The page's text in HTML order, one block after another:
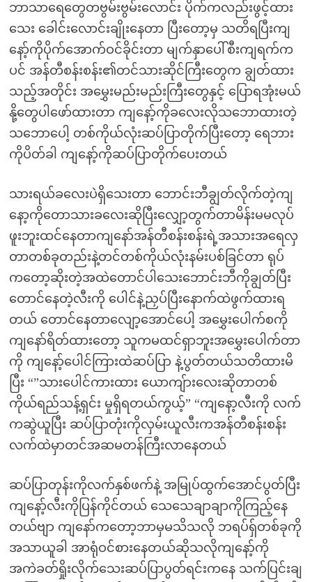
ဘာသာရေတွေတဗွမ်းဗွမ်းလောင်း ပိုက်ကလည်းဖွင့်ထား
သေး ခေါင်းလောင်းချိုးနေတာ ပြီးတော့မှ သတိရပြီးကျ
နော့်ကိုပိုက်အောက်ဝင်ခိုင်းတာ မျက်နှာပေါ်စီးကျရက်က
ပင် အန်တီစန်းစန်း၏တင်သားဆိုင်ကြီးတွေက ချွတ်ထား
သည့်အတိုင်း အမွှေးမည်းမည်းကြီးတွေနှင့် ပြောရအုံးမယ်
နို့တွေပါဖော်ထားတာ ကျနော့်ကိုခလေးလိုသဘောထားတဲ့
သဘောပေါ့ တစ်ကိုယ်လုံးဆပ်ပြာတိုက်ပြီးတော့ ရေဘား
ကိုပိတ်ခါ ကျနော့်ကိုဆပ်ပြာတိုက်ပေးတယ်
သားရယ်ခလေးပဲရှိသေးတာ ဘောင်းဘီချွတ်လိုက်တဲ့ကျ
နော့ကိုတောသားခလေးဆိုပြီးလျှော့တွက်တာမိန်းမမလုပ်
ဖူးဘူးထင်နေတာကျနော်အန်တီစန်းစန်းရဲ့အသားအရေလှ
တာတစ်ခုတည်းနဲ့တင်တစ်ကိုယ်လုံးနမ်းပစ်ခြင်တာ ရုပ်
ကတော့ဆိုးတဲ့အထဲတောင်ပါသေးဘောင်းဘီကိုချွတ်ပြီး
တောင်နေတဲ့လီးကို ပေါင်နဲ့ညှပ်ပြီးနောက်ထဲဖွက်ထားရ
တယ် တောင်နေတာလျော့အောင်ပေါ့ အမွှေးပေါက်စကို
ကျနော်ရိတ်ထားတော့ သူကမထင်ရှာဘူးအမွှေးပေါက်တာ
ကို ကျနော့်ပေါင်ကြားထဲဆပ်ပြာ နဲ့ပွတ်တယ်သတိထားမိ
ပြီး “”သားပေါင်ကားထား ယောကျ်ားလေးဆိုတာတစ်
ကိုယ်ရည်သန့်ရှင်း မှုရှိရတယ်ကွယ့်” “ကျနော့လီးကို လက်
ကဆွဲယူပြီး ဆပ်ပြာတုံးကိုလှမ်းယူလီးကအန်တီစန်းစန်း
လက်ထဲမှာတင်အဆမတန်ကြီးလာနေတယ်
ဆပ်ပြာတုန်းကိုလက်နှစ်ဖက်နဲ့ အမြုပ်ထွက်အောင်ပွတ်ပြီး
ကျနော့်လီးကိုပြန်ကိုင်တယ် သေသေချာချာကိုကြည့်နေ
တယ်ဗျာ ကျနော်ကတော့ဘာမှမသိသလို ဘရပ်ရှ်တစ်ခုကို
အသာယူခါ အာရုံဝင်စားနေတယ်ဆိုသလိုကျနော့်ကို
အကဲခတ်ရှိုးလိုက်သေးဆပ်ပြာပွတ်ရင်းကနေ သက်ပြင်းချ